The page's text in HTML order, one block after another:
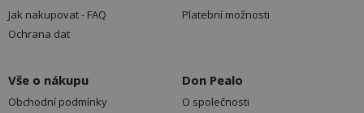
Jak nakupovat - FAQ
Ochrana dat
Platební možnosti
Vše o nákupu
Obchodní podmínky
Don Pealo
O společnosti